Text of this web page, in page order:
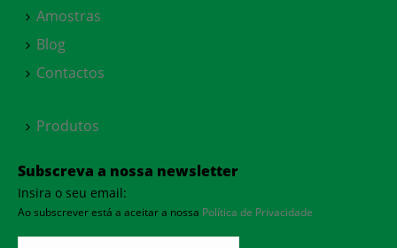
Amostras
Blog
Contactos
Produtos
Subscreva a nossa newsletter
Insira o seu email:
Ao subscrever está a aceitar a nossa Política de Privacidade